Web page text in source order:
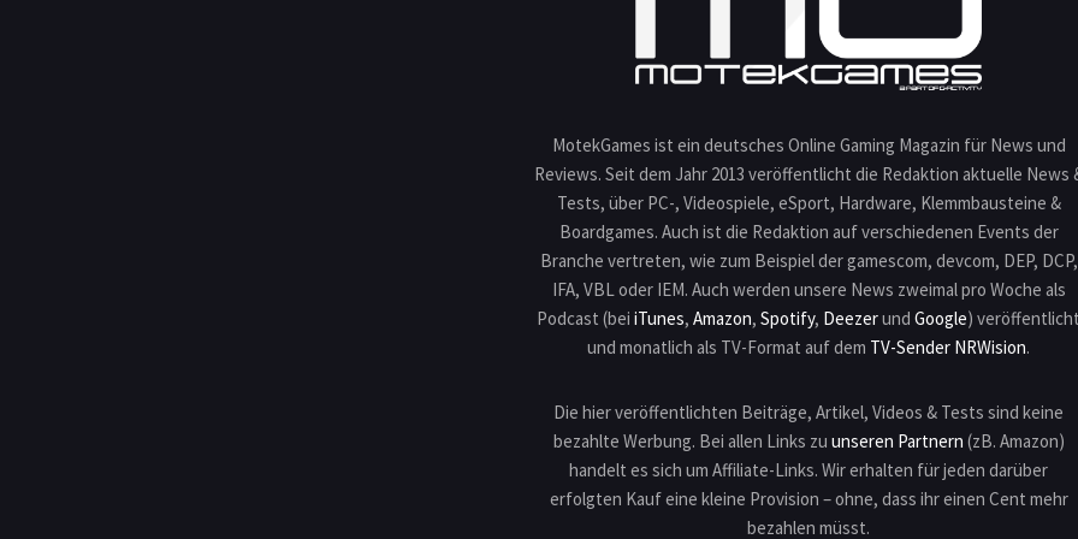
MotekGames ist ein deutsches Online Gaming Magazin für News und
Reviews. Seit dem Jahr 2013 veröffentlicht die Redaktion aktuelle News
Tests, über PC-, Videospiele, eSport, Hardware, Klemmbausteine &
Boardgames. Auch ist die Redaktion auf verschiedenen Events der
Branche vertreten, wie zum Beispiel der gamescom, devcom, DEP, DCP,
IFA, VBL oder IEM. Auch werden unsere News zweimal pro Woche als
Podcast (bei iTunes, Amazon, Spotify, Deezerund Google)
und monatlich als TV-Format auf dem TV-Sender NRWision.
Die hier veröffentlichten Beiträge, Artikel, Videos & Tests sind keine
bezahlte Werbung. Bei allen Links zu unseren Partnern (zB. Amazon)
handelt es sich um Affiliate-Links. Wir erhalten für jeden darüber
erfolgten Kauf eine kleine Provision – ohne, dass ihr einen Cent mehr
bezahlen müsst.